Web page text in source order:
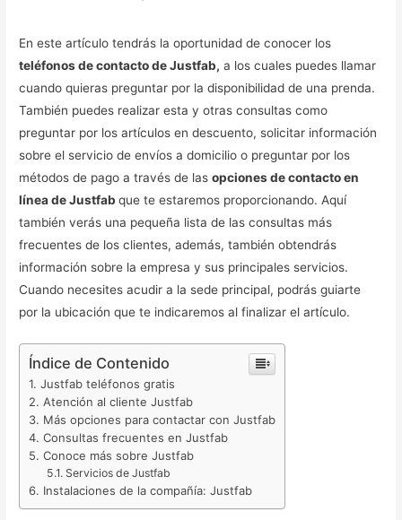
En este artículo tendrás la oportunidad de conocer los
teléfonos de contacto de Justfab, a los cuales puedes llamar
cuando quieras preguntar por la disponibilidad de una prenda.
También puedes realizar esta y otras consultas como
preguntar por los artículos en descuento, solicitar información
sobre el servicio de envíos a domicilio o preguntar por los
métodos de pago a través de lasopciones de contacto en
línea de Justfabque te estaremos proporcionando. Aquí
también verás una pequeña lista de las consultas más
frecuentes de los clientes, además, también obtendrás
información sobre la empresa y sus principales servicios.
Cuando necesites acudir a la sede principal, podrás guiarte
por la ubicación que te indicaremos al finalizar el artículo.
Índice de Contenido
Justfab teléfonos gratis
Atención al cliente Justfab
Más opciones para contactar con Justfab
Consultas frecuentes en Justfab
Conoce más sobre Justfab
Servicios de Justfab
Instalaciones de la compañía: Justfab